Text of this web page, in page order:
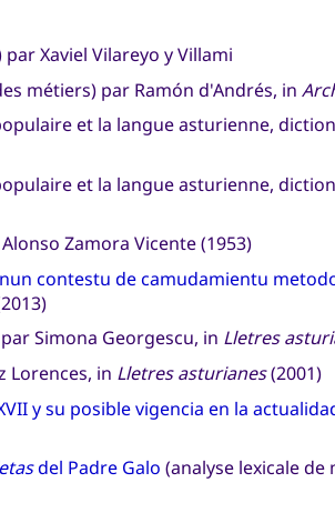
Xaviel Vilareyo y Villami
métiers) par Ramón d'Andrés, in
et la langue asturienne,
et la langue asturienne,
Zamora Vicente (1953)
contestu de camudamientu
par Simona Georgescu, in Lletres
Lorences, in Lletres asturianes(2001)
y su posible vigencia en la
del Padre Galo (analyse lexicale de